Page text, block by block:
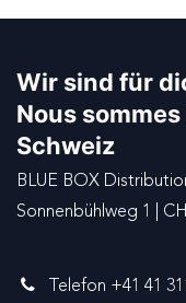
Wir sind für
Nous
Schweiz
BLUE BOX
Sonnenbühlweg 1 |
Telefon +41 41